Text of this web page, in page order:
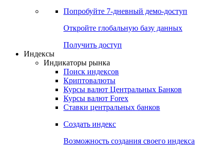
Попробуйте 7-дневный демо-доступ
Откройте глобальную базу данных
Получить доступ
Индексы
Индикаторы рынка
Поиск индексов
Криптовалюты
Курсы валют Центральных Банков
Курсы валют Forex
Ставки центральных банков
Создать индекс
Возможность создания своего индекса